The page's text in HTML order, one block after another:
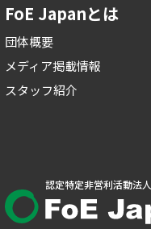
FoE Japanとは
団体概要
メディア掲載情報
スタッフ紹介
認定特定非営利活動法人